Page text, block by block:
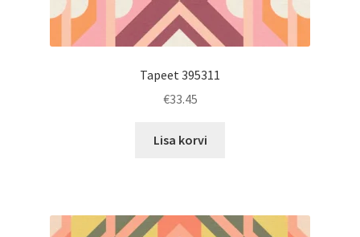
Tapeet 395311
€33.45
Lisa korvi